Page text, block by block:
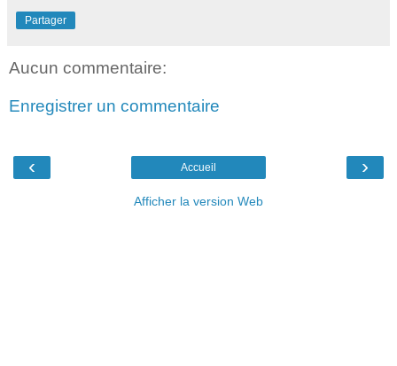
Partager
Aucun commentaire:
Enregistrer un commentaire
‹ ›
Accueil
Afficher la version Web